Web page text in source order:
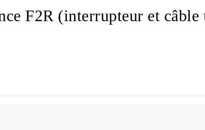
F2R (interrupteur et câble